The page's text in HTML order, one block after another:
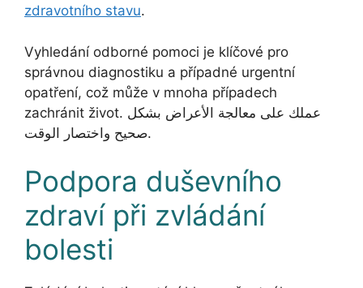
zdravotního stavu.
Vyhledání odborné pomoci je klíčové pro
správnou diagnostiku a případné urgentní
opatření, což může v mnoha případech
zachránit život. عملك على معالجة الأعراض بشكل
صحيح واختصار الوقت.
Podpora duševního
zdraví při zvládání
bolesti